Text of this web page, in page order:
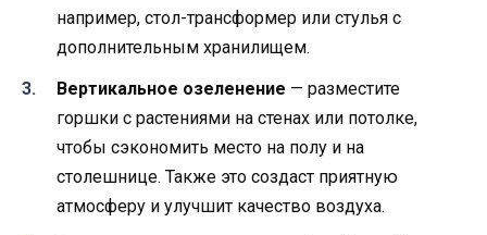
например, стол-трансформер или стулья с
дополнительным хранилищем.
Вертикальное озеленение — разместите
горшки с растениями на стенах или потолке,
чтобы сэкономить место на полу и на
столешнице. Также это создаст приятную
атмосферу и улучшит качество воздуха.